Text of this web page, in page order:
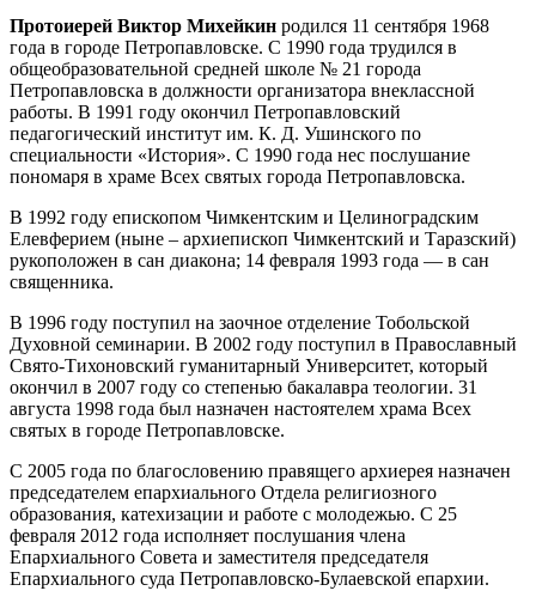
Протоиерей Виктор Михейкин родился 11 сентября 1968
года в городе Петропавловске. С 1990 года трудился в
общеобразовательной средней школе № 21 города
Петропавловска в должности организатора внеклассной
работы. В 1991 году окончил Петропавловский
педагогический институт им. К. Д. Ушинского по
специальности «История». С 1990 года нес послушание
пономаря в храме Всех святых города Петропавловска.
В 1992 году епископом Чимкентским и Целиноградским
Елевферием (ныне – архиепископ Чимкентский и Таразский)
рукоположен в сан диакона; 14 февраля 1993 года — в сан
священника.
В 1996 году поступил на заочное отделение Тобольской
Духовной семинарии. В 2002 году поступил в Православный
Свято-Тихоновский гуманитарный Университет, который
окончил в 2007 году со степенью бакалавра теологии. 31
августа 1998 года был назначен настоятелем храма Всех
святых в городе Петропавловске.
С 2005 года по благословению правящего архиерея назначен
председателем епархиального Отдела религиозного
образования, катехизации и работе с молодежью. С 25
февраля 2012 года исполняет послушания члена
Епархиального Совета и заместителя председателя
Епархиального суда Петропавловско-Булаевской епархии.